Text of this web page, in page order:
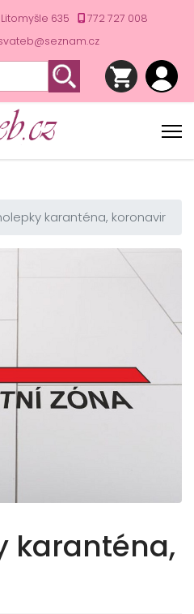
635
772 727 008
karanténa, koronavir
karanténa,